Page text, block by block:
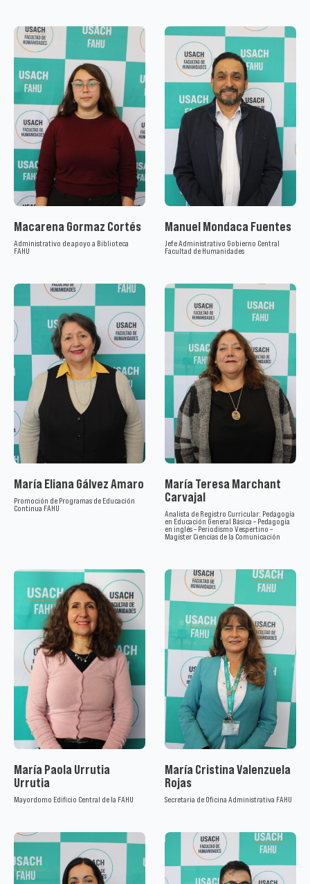
Macarena Gormaz Cortés
Administrativo de apoyo a Biblioteca
FAHU
Manuel Mondaca Fuentes
Jefe Administrativo Gobierno Central
Facultad de Humanidades
María Eliana Gálvez Amaro
Promoción de Programas de Educación
Continua FAHU
María Teresa Marchant
Carvajal
Analista de Registro Curricular: Pedagogía
en Educación General Básica – Pedagogía
en inglés – Periodismo Vespertino –
Magíster Ciencias de la Comunicación
María Paola Urrutia
Urrutia
Mayordomo Edificio Central de la FAHU
María Cristina Valenzuela
Rojas
Secretaria de Oficina Administrativa FAHU